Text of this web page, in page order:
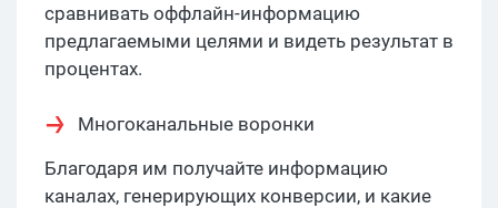
сравнивать оффлайн-информацию
предлагаемыми целями и видеть результат в
процентах.
Многоканальные воронки
Благодаря им получайте информацию
каналах, генерирующих конверсии, и какие